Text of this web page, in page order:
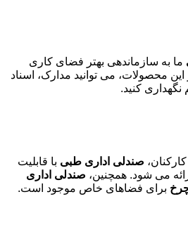
ما به سازماندهی بهتر فضای کاری
محصولات، می توانید مدارک، اسناد
کنید.
صندلی اداری طبی با قابلیت
می شود. همچنین، صندلی اداری
برای فضاهای خاص موجود است.